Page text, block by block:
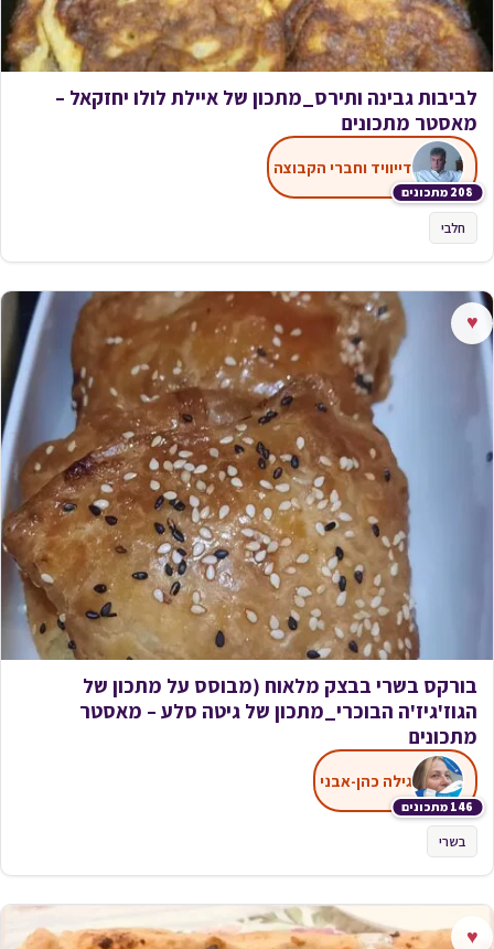
לביבות גבינה ותירס_מתכון של איילת לולו יחזקאל –
מאסטר מתכונים
208 מתכונים
דייוויד וחברי הקבוצה
חלבי
♥
בורקס בשרי בבצק מלאוח (מבוסס על מתכון של
הגוז'גיז'ה הבוכרי_מתכון של גיטה סלע – מאסטר
מתכונים
146 מתכונים
גילה כהן-אבני
בשרי
♥